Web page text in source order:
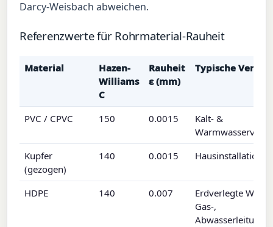
Darcy-Weisbach abweichen.
Referenzwerte für Rohrmaterial-Rauheit
Material
Hazen-
Williams
C
Rauheit
ε (mm)
Typische
PVC / CPVC 150 0.0015
Kalt- &
Kupfer
(gezogen)
140 0.0015 Hausinstallation
HDPE 140 0.007
Erdverlegte
Gas-,